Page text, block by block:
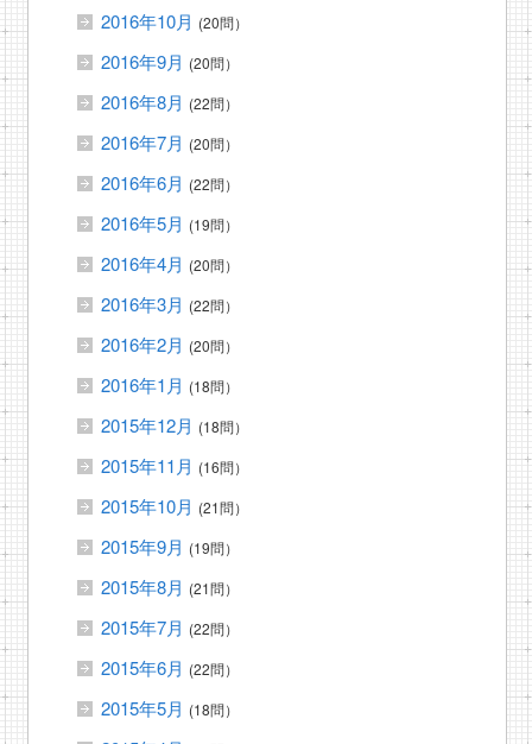
2016年10月 (20問）
2016年9月 (20問）
2016年8月 (22問）
2016年7月 (20問）
2016年6月 (22問）
2016年5月 (19問）
2016年4月 (20問）
2016年3月 (22問）
2016年2月 (20問）
2016年1月 (18問）
2015年12月 (18問）
2015年11月 (16問）
2015年10月 (21問）
2015年9月 (19問）
2015年8月 (21問）
2015年7月 (22問）
2015年6月 (22問）
2015年5月 (18問）